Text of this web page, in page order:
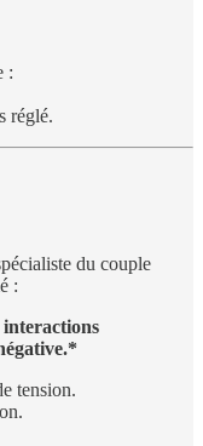
:
réglé.
du couple
:
interactions
tension.